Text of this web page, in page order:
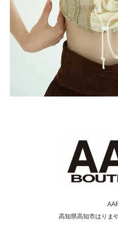
高知県高知市はりま